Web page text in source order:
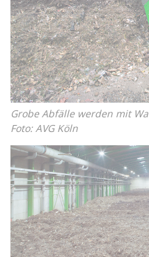
Grobe Abfälle werden mit
Foto: AVG Köln